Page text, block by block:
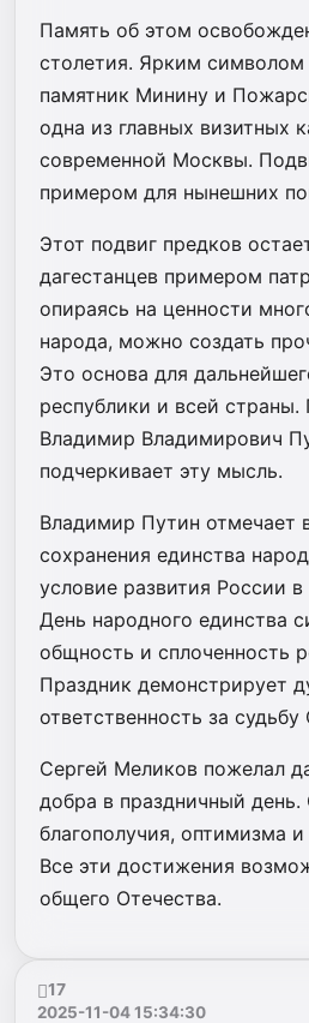
Память об этом
столетия. Ярким символом
памятник Минину и
одна из главных визитных
современной Москвы.
примером для нынешних
Этот подвиг предков
дагестанцев примером
опираясь на ценности
народа, можно создать
Это основа для
республики и всей страны.
Владимир Владимирович
подчеркивает эту мысль.
Владимир Путин отмечает
сохранения единства
условие развития России
День народного единства
общность и сплоченность
Праздник демонстрирует
ответственность за судьбу
Сергей Меликов пожелал
добра в праздничный
благополучия, оптимизма
Все эти достижения
общего Отечества.
17
2025-11-04 15:34:30